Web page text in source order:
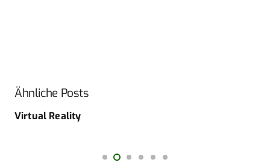
Ähnliche Posts
Virtual Reality